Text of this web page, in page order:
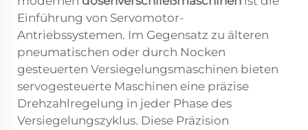
Einführung von Servomotor-
Antriebssystemen. Im Gegensatz zu älteren
pneumatischen oder durch Nocken
gesteuerten Versiegelungsmaschinen bieten
servogesteuerte Maschinen eine präzise
Drehzahlregelung in jeder Phase des
Versiegelungszyklus. Diese Präzision